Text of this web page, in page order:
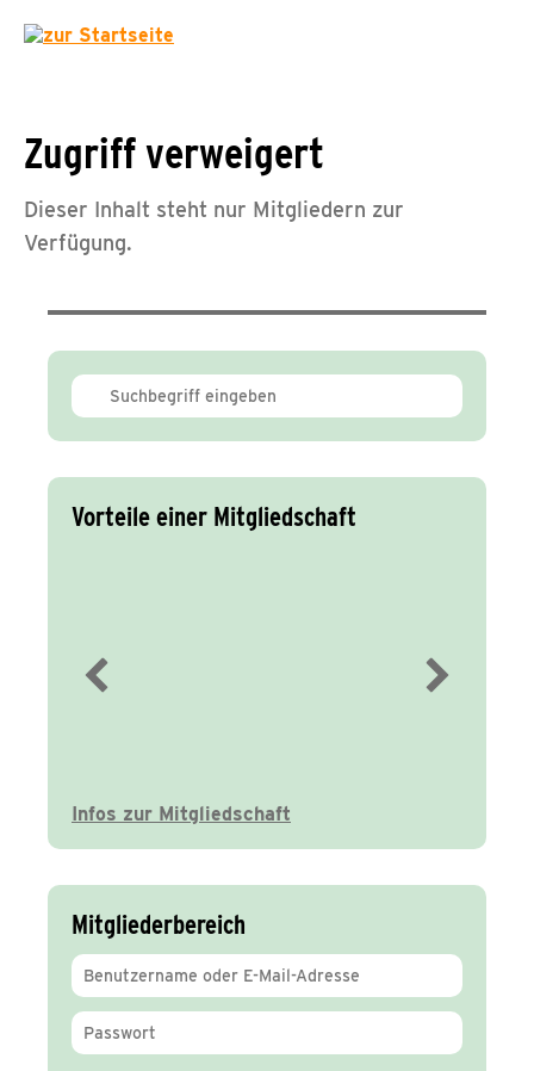
Zugriff verweigert
Dieser Inhalt steht nur Mitgliedern zur
Verfügung.
Vorteile einer Mitgliedschaft
Infos zur Mitgliedschaft
Mitgliederbereich